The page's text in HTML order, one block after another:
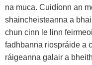
na muca. Cuidíonn an
shaincheisteanna a
chun cinn le linn
fadhbanna riospráide a
ráigeanna galair a